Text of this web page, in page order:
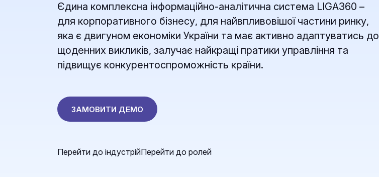
Єдина комплексна інформаційно-аналітична система LIGA360 –
для корпоративного бізнесу, для найвпливовішої частини ринку,
яка є двигуном економіки України та має активно адаптуватись до
щоденних викликів, залучає найкращі пратики управління та
підвищує конкурентоспроможність країни.
ЗАМОВИТИ ДЕМО
Перейти до індустрійПерейти до ролей